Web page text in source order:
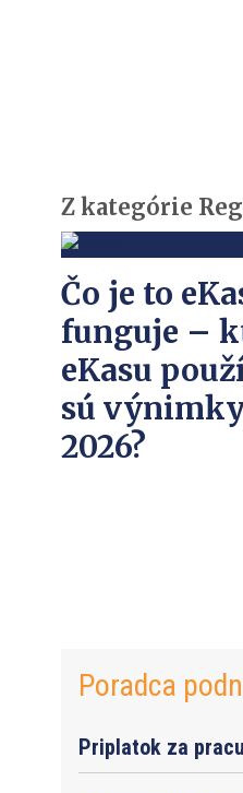
Z kategórie
Čo je to
funguje –
eKasu
sú
2026?
Poradca
Priplatok za